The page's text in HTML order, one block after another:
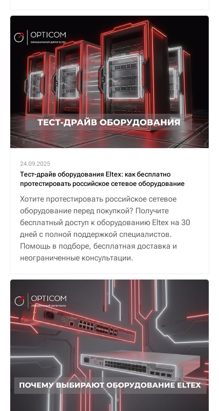
24.09.2025
Тест-драйв оборудования Eltex: как бесплатно
протестировать российское сетевое оборудование
Хотите протестировать российское сетевое
оборудование перед покупкой? Получите
бесплатный доступ к оборудованию Eltex на 30
дней с полной поддержкой специалистов.
Помощь в подборе, бесплатная доставка и
неограниченные консультации.